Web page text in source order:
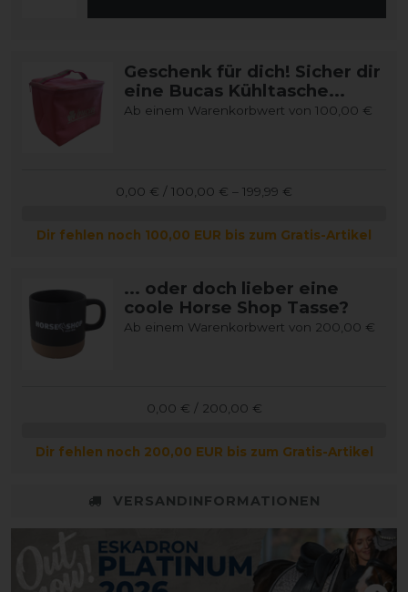
Geschenk für dich! Sicher dir
eine Bucas Kühltasche...
Ab einem Warenkorbwert von 100,00 €
0,00 € / 100,00 € – 199,99 €
Dir fehlen noch 100,00 EUR bis zum Gratis-Artikel
... oder doch lieber eine
coole Horse Shop Tasse?
Ab einem Warenkorbwert von 200,00 €
0,00 € / 200,00 €
Dir fehlen noch 200,00 EUR bis zum Gratis-Artikel
VERSANDINFORMATIONEN